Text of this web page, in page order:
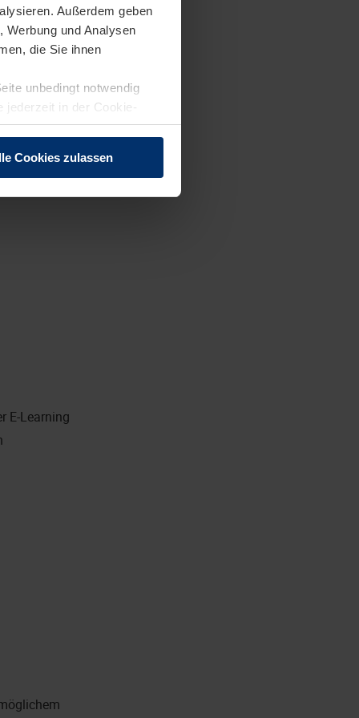
Außerdem geben
und Analysen
die Sie ihnen
unbedingt notwendig
in der Cookie-
Cookies zulassen
E-Learning